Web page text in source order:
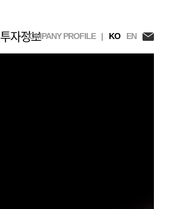
투자정보COMPANY PROFILE | KO EN